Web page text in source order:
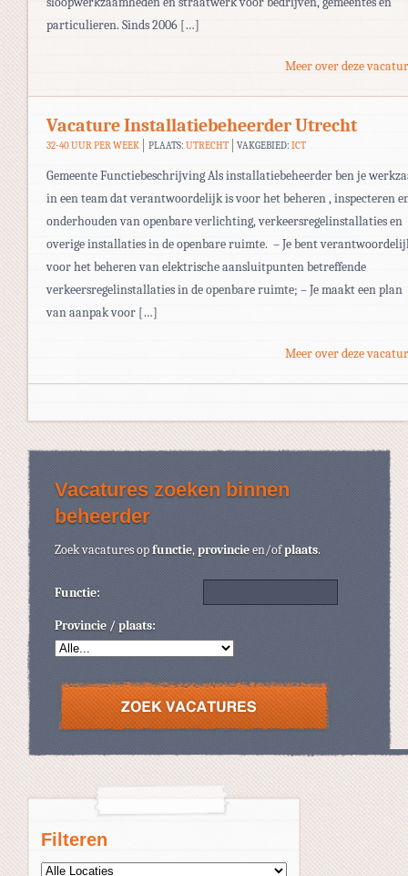
Filteren
particulieren. Sinds 2006 […]
Meer over deze
Vacature Installatiebeheerder Utrecht
32-40 UUR PER WEEK PLAATS: UTRECHT VAKGEBIED:ICT
Gemeente Functiebeschrijving Als installatiebeheerder ben je
in een team dat verantwoordelijk is voor het beheren , inspecteren
onderhouden van openbare verlichting, verkeersregelinstallaties en
overige installaties in de openbare ruimte. – Je bent
voor het beheren van elektrische aansluitpunten betreffende
verkeersregelinstallaties in de openbare ruimte; – Je maakt een plan
van aanpak voor […]
Meer over deze
Vacatures zoeken binnen
beheerder
Zoek vacatures opfunctie,provincieen/ofplaats.
Functie:
Provincie / plaats: